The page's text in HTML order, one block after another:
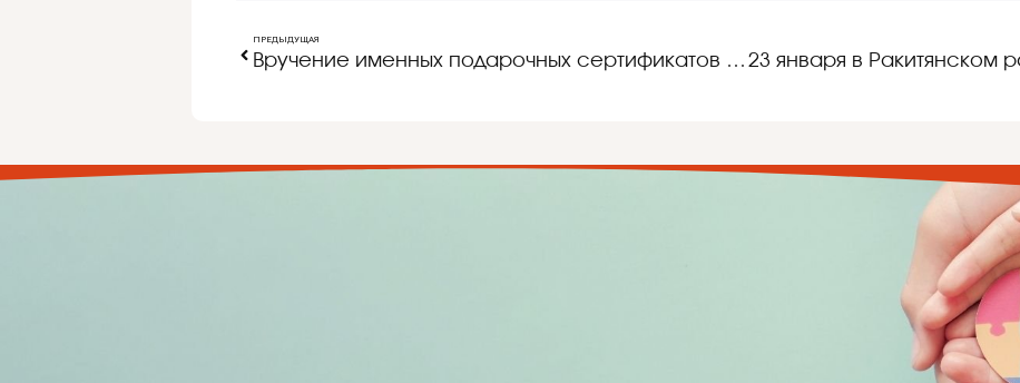
ПРЕДЫДУЩАЯ
Вручение именных подарочных сертификатов на изучение второго иностранного языка обучающимся г. Белгорода